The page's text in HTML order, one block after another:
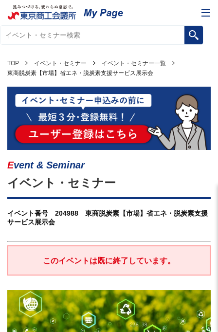
TOP イベント・セミナー
イベント・セミナー一覧
東商脱炭素【市場】省エネ・脱炭素支援サービス展示会
Event & Seminar
イベント・セミナー
イベント番号 204988 東商脱炭素【市場】省エネ・脱炭素支援
サービス展示会
このイベントは既に終了しています。